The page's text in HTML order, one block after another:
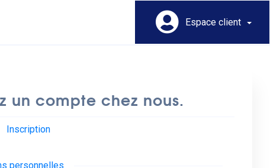
Espace client
un compte chez nous.
Inscription
personnelles